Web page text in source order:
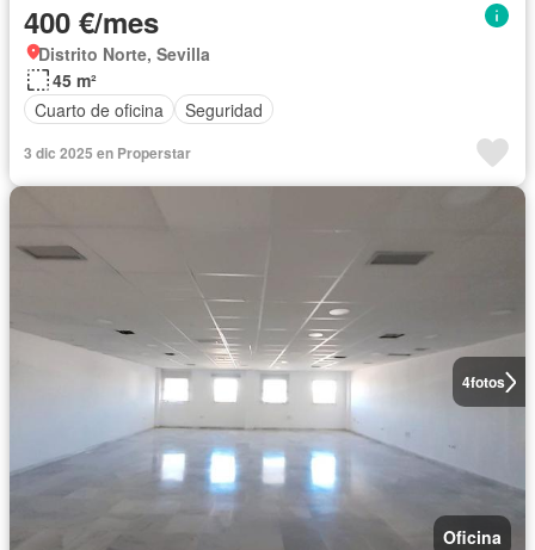
400 €/mes
Distrito Norte, Sevilla
45 m²
Cuarto de oficina
Seguridad
3 dic 2025 en Properstar
4fotos
Oficina